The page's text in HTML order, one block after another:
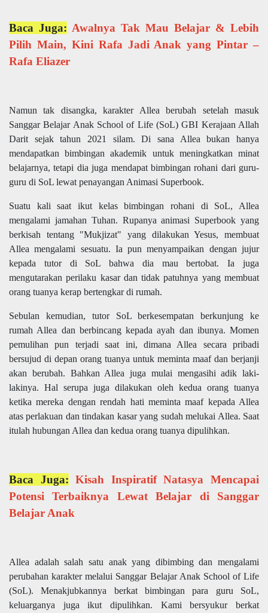
Baca Juga: Awalnya Tak Mau Belajar & Lebih
Pilih Main, Kini Rafa Jadi Anak yang Pintar –
Rafa Eliazer
Namun tak disangka, karakter Allea berubah setelah masuk
Sanggar Belajar Anak School of Life (SoL) GBI Kerajaan Allah
Darit sejak tahun 2021 silam. Di sana Allea bukan hanya
mendapatkan bimbingan akademik untuk meningkatkan minat
belajarnya, tetapi dia juga mendapat bimbingan rohani dari guru-
guru di SoL lewat penayangan Animasi Superbook.
Suatu kali saat ikut kelas bimbingan rohani di SoL, Allea
mengalami jamahan Tuhan. Rupanya animasi Superbook yang
berkisah tentang "Mukjizat" yang dilakukan Yesus, membuat
Allea mengalami sesuatu. Ia pun menyampaikan dengan jujur
kepada tutor di SoL bahwa dia mau bertobat. Ia juga
mengutarakan perilaku kasar dan tidak patuhnya yang membuat
orang tuanya kerap bertengkar di rumah.
Sebulan kemudian, tutor SoL berkesempatan berkunjung ke
rumah Allea dan berbincang kepada ayah dan ibunya. Momen
pemulihan pun terjadi saat ini, dimana Allea secara pribadi
bersujud di depan orang tuanya untuk meminta maaf dan berjanji
akan berubah. Bahkan Allea juga mulai mengasihi adik laki-
lakinya. Hal serupa juga dilakukan oleh kedua orang tuanya
ketika mereka dengan rendah hati meminta maaf kepada Allea
atas perlakuan dan tindakan kasar yang sudah melukai Allea. Saat
itulah hubungan Allea dan kedua orang tuanya dipulihkan.
Baca Juga: Kisah Inspiratif Natasya Mencapai
Potensi Terbaiknya Lewat Belajar di Sanggar
Belajar Anak
Allea adalah salah satu anak yang dibimbing dan mengalami
perubahan karakter melalui Sanggar Belajar Anak School of Life
(SoL). Menakjubkannya berkat bimbingan para guru SoL,
keluarganya juga ikut dipulihkan. Kami bersyukur berkat